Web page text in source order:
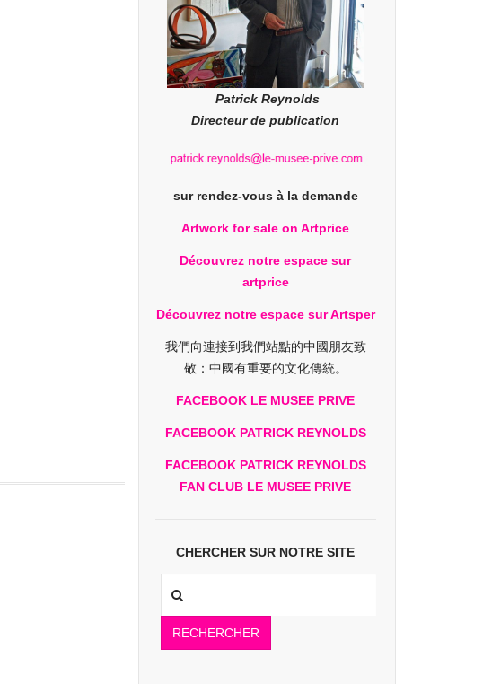
Patrick Reynolds
Directeur de publication
sur rendez-vous à la demande
Artwork for sale on Artprice
Découvrez notre espace sur
artprice
Découvrez notre espace sur Artsper
我們向連接到我們站點的中國朋友致
敬：中國有重要的文化傳統。
FACEBOOK LE MUSEE PRIVE
FACEBOOK PATRICK REYNOLDS
FACEBOOK PATRICK REYNOLDS
FAN CLUB LE MUSEE PRIVE
CHERCHER SUR NOTRE SITE
RECHERCHER